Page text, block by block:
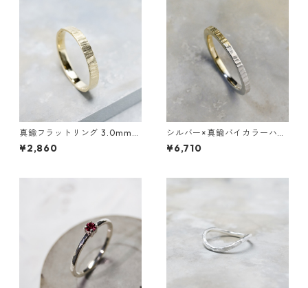
真鍮フラットリング 3.0mm幅
つや消し縦槌目 3号～27号｜
WKH FLAT RING 3.0 bs matt
¥2,860
シルバー×真鍮バイカラーハー
フシックフラットリング 2.0m
m幅 つや消し縦槌目 3号～27
atte vertical hammer｜FA-8
98
¥6,710